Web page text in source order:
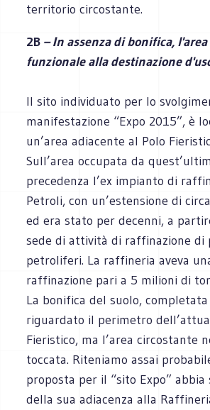
territorio circostante.
2B – In assenza di bonifica,
funzionale alla destinazione
Il sito individuato per lo
manifestazione “Expo 2015”, è
un’area adiacente al Polo
Sull’area occupata da
precedenza l’ex impianto di
Petroli, con un’estensione di
ed era stato per decenni, a
sede di attività di raffinazione di
petroliferi. La raffineria aveva
raffinazione pari a 5 milioni di
La bonifica del suolo,
riguardato il perimetro
Fieristico, ma l’area circostante
toccata. Riteniamo assai
proposta per il “sito Expo” abbia
della sua adiacenza alla